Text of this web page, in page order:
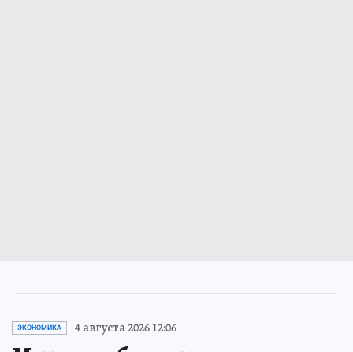
ЭКОНОМИКА 4 августа 2026 12:06